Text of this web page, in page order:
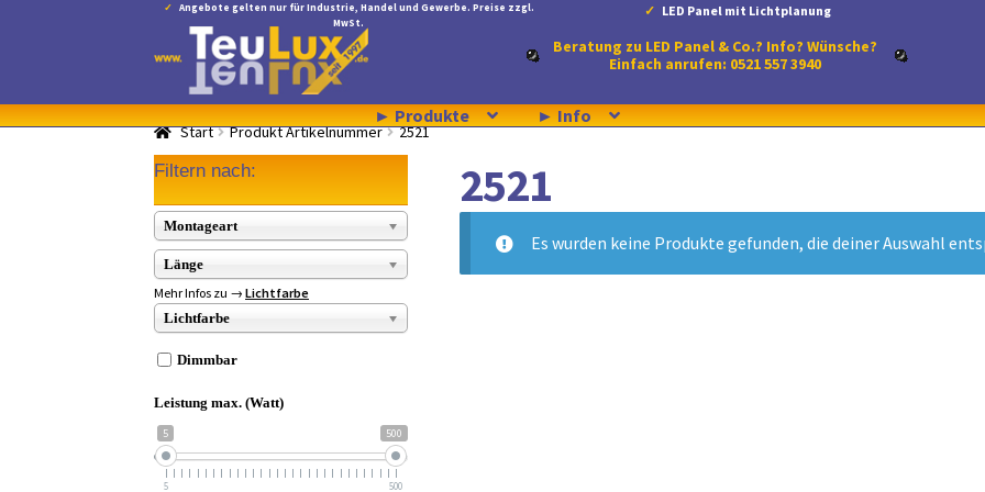
Angebote gelten nur für Industrie, Handel und Gewerbe. Preise zzgl.
MwSt.
LED Panel mit Lichtplanung
Navigation
springen
Inhalt
springen
Beratung zu LED Panel & Co.? Info? Wünsche?
Einfach anrufen: 0521 557 3940
► Produkte ► Info
Start Produkt Artikelnummer 2521
2521
Es wurden keine Produkte gefunden, die deiner Auswahl
Filtern nach:
Montageart
Länge
Mehr Infos zu →Lichtfarbe
Lichtfarbe
Dimmbar
Leistung max. (Watt)
5 500
5 500